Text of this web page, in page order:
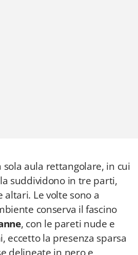
sola aula rettangolare, in cui
suddividono in tre parti,
Le volte sono a
conserva il fascino
, con le pareti nude e
eccetto la presenza sparsa